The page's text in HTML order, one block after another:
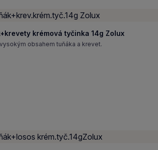
krémová tyčinka 14g Zolux
obsahem tuňáka a krevet.